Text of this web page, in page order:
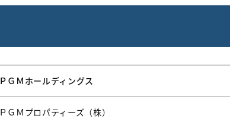
ＰＧＭホールディングス
ＰＧＭプロパティーズ（株）